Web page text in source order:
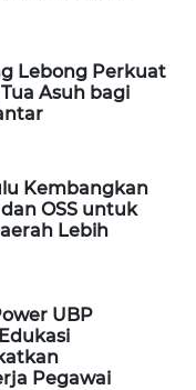
Lebong Perkuat
Asuh bagi
Kembangkan
OSS untuk
Lebih
UBP
Pegawai